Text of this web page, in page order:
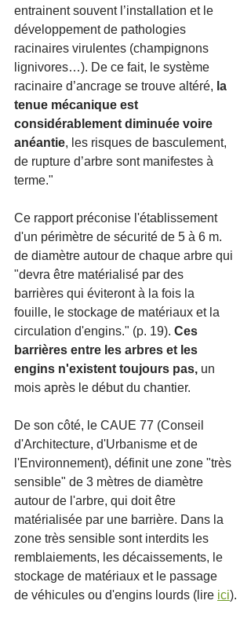
entrainent souvent l’installation et le
développement de pathologies
racinaires virulentes (champignons
lignivores…). De ce fait, le système
racinaire d’ancrage se trouve altéré, la
tenue mécanique est
considérablement diminuée voire
anéantie, les risques de basculement,
de rupture d’arbre sont manifestes à
terme."
Ce rapport préconise l'établissement
d'un périmètre de sécurité de 5 à 6 m.
de diamètre autour de chaque arbre qui
"devra être matérialisé par des
barrières qui éviteront à la fois la
fouille, le stockage de matériaux et la
circulation d'engins." (p. 19). Ces
barrières entre les arbres et les
engins n'existent toujours pas, un
mois après le début du chantier.
De son côté, le CAUE 77 (Conseil
d'Architecture, d'Urbanisme et de
l'Environnement), définit une zone "très
sensible" de 3 mètres de diamètre
autour de l'arbre, qui doit être
matérialisée par une barrière. Dans la
zone très sensible sont interdits les
remblaiements, les décaissements, le
stockage de matériaux et le passage
de véhicules ou d'engins lourds (lire ici).